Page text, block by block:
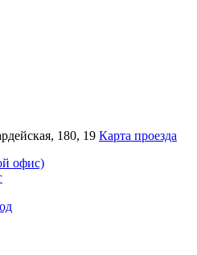
180, 19 Карта проезда
офис)